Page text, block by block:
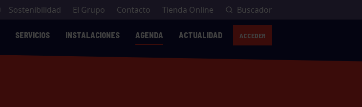
Sostenibilidad El Grupo Contacto Tienda Online Buscador
SERVICIOS INSTALACIONES AGENDA ACTUALIDAD ACCEDER